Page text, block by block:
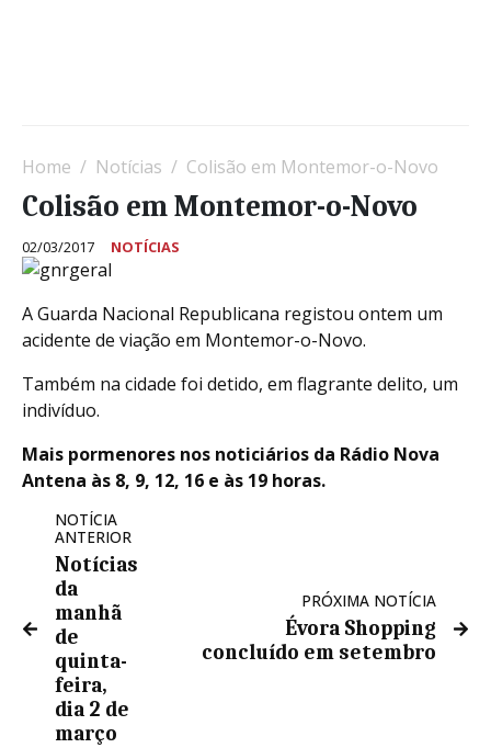
Home Notícias Colisão em Montemor-o-Novo
Colisão em Montemor-o-Novo
02/03/2017 NOTÍCIAS
A Guarda Nacional Republicana registou ontem um
acidente de viação em Montemor-o-Novo.
Também na cidade foi detido, em flagrante delito, um
indivíduo.
Mais pormenores nos noticiários da Rádio Nova
Antena às 8, 9, 12, 16 e às 19 horas.
NOTÍCIA
ANTERIOR
Notícias
da
manhã
de
quinta-
feira,
dia 2 de
março
PRÓXIMA NOTÍCIA
Évora Shopping
concluído em setembro